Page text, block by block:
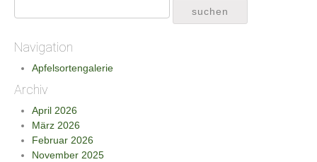
Navigation
Apfelsortengalerie
Archiv
April 2026
März 2026
Februar 2026
November 2025